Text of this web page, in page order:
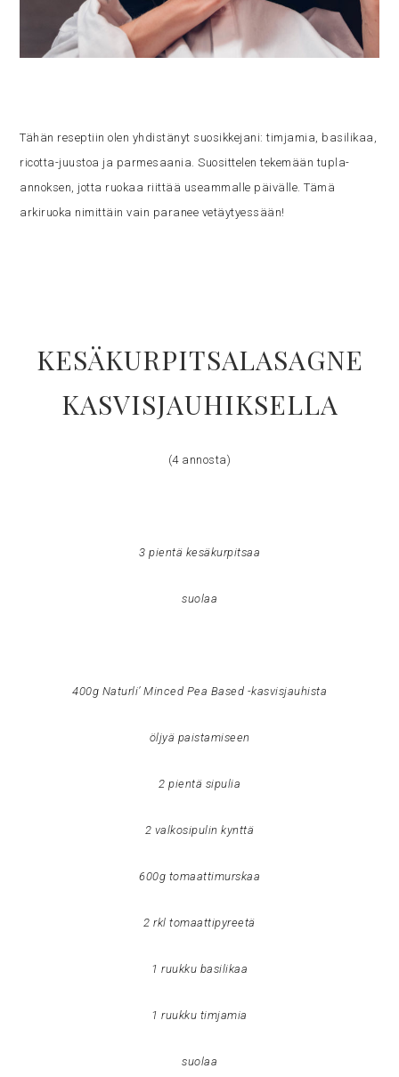
Tähän reseptiin olen yhdistänyt suosikkejani: timjamia, basilikaa,
ricotta-juustoa ja parmesaania. Suosittelen tekemään tupla-
annoksen, jotta ruokaa riittää useammalle päivälle. Tämä
arkiruoka nimittäin vain paranee vetäytyessään!
KESÄKURPITSALASAGNE
KASVISJAUHIKSELLA
(4 annosta)
3 pientä kesäkurpitsaa
suolaa
400g Naturli’ Minced Pea Based -kasvisjauhista
öljyä paistamiseen
2 pientä sipulia
2 valkosipulin kynttä
600g tomaattimurskaa
2 rkl tomaattipyreetä
1 ruukku basilikaa
1 ruukku timjamia
suolaa